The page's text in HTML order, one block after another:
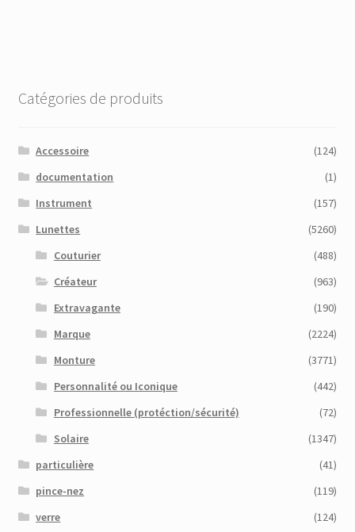
Catégories de produits
Accessoire
(124)
documentation
(1)
Instrument
(157)
Lunettes
(5260)
Couturier
(488)
Créateur
(963)
Extravagante
(190)
Marque
(2224)
Monture
(3771)
Personnalité ou Iconique
(442)
Professionnelle (protéction/sécurité)
(72)
Solaire
(1347)
particulière
(41)
pince-nez
(119)
verre
(124)